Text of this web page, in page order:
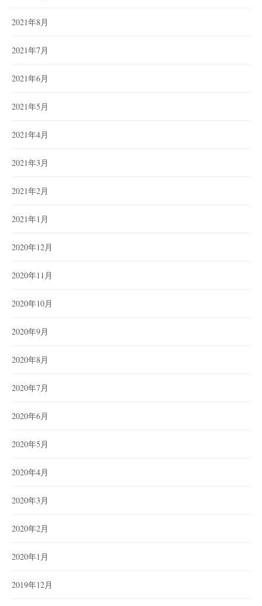
2021年8月
2021年7月
2021年6月
2021年5月
2021年4月
2021年3月
2021年2月
2021年1月
2020年12月
2020年11月
2020年10月
2020年9月
2020年8月
2020年7月
2020年6月
2020年5月
2020年4月
2020年3月
2020年2月
2020年1月
2019年12月